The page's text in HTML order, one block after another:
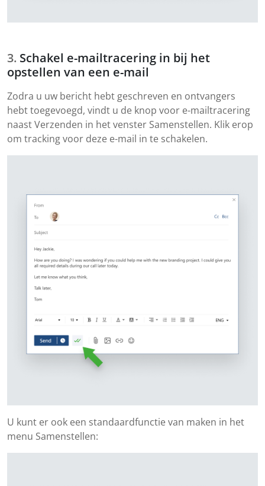
Schakel e-mailtracering in bij het
opstellen van een e-mail
Zodra u uw bericht hebt geschreven en ontvangers
hebt toegevoegd, vindt u de knop voor e-mailtracering
naast Verzenden in het venster Samenstellen. Klik erop
om tracking voor deze e-mail in te schakelen.
U kunt er ook een standaardfunctie van maken in het
menu Samenstellen: